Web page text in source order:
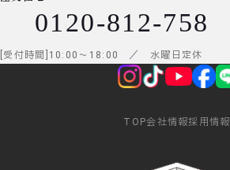
0120-812-758
受付時間 10:00 ～ 18:00 ／ 水曜日定休
TOP会社情報採用情報